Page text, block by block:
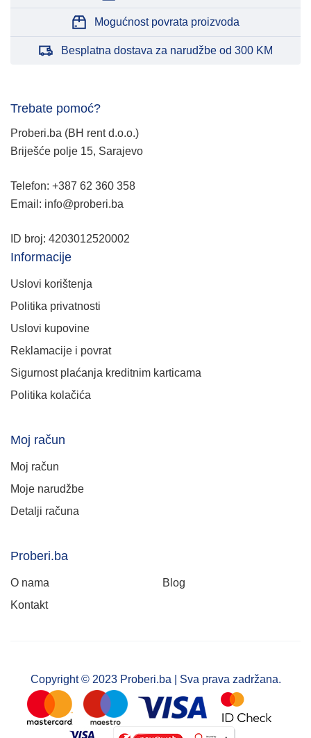
Mogućnost povrata proizvoda
Besplatna dostava za narudžbe od 300 KM
Trebate pomoć?
Proberi.ba (BH rent d.o.o.)
Briješće polje 15, Sarajevo
Telefon: +387 62 360 358
Email: info@proberi.ba
ID broj: 4203012520002
Informacije
Uslovi korištenja
Politika privatnosti
Uslovi kupovine
Reklamacije i povrat
Sigurnost plaćanja kreditnim karticama
Politika kolačića
Moj račun
Moj račun
Moje narudžbe
Detalji računa
Proberi.ba
O nama
Blog
Kontakt
Copyright © 2023 Proberi.ba | Sva prava zadržana.